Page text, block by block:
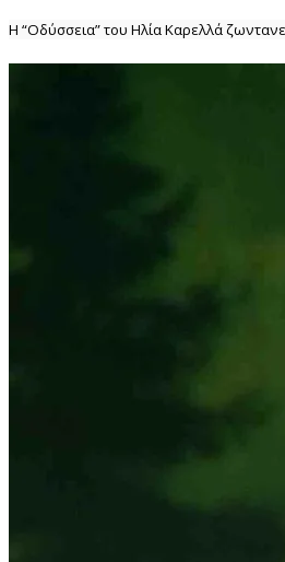
Η “Οδύσσεια” του Ηλία Καρελλά